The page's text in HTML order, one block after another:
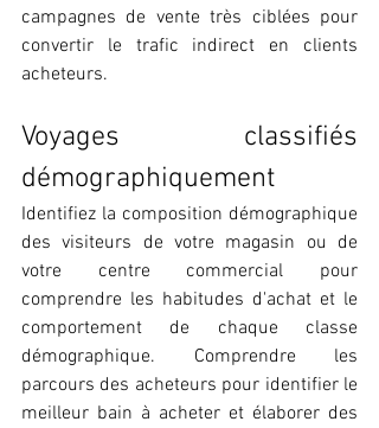
campagnes de vente très ciblées pour
convertir le trafic indirect en clients
acheteurs.
Voyages classifiés
démographiquement
Identifiez la composition démographique
des visiteurs de votre magasin ou de
votre centre commercial pour
comprendre les habitudes d'achat et le
comportement de chaque classe
démographique. Comprendre les
parcours des acheteurs pour identifier le
meilleur bain à acheter et élaborer des